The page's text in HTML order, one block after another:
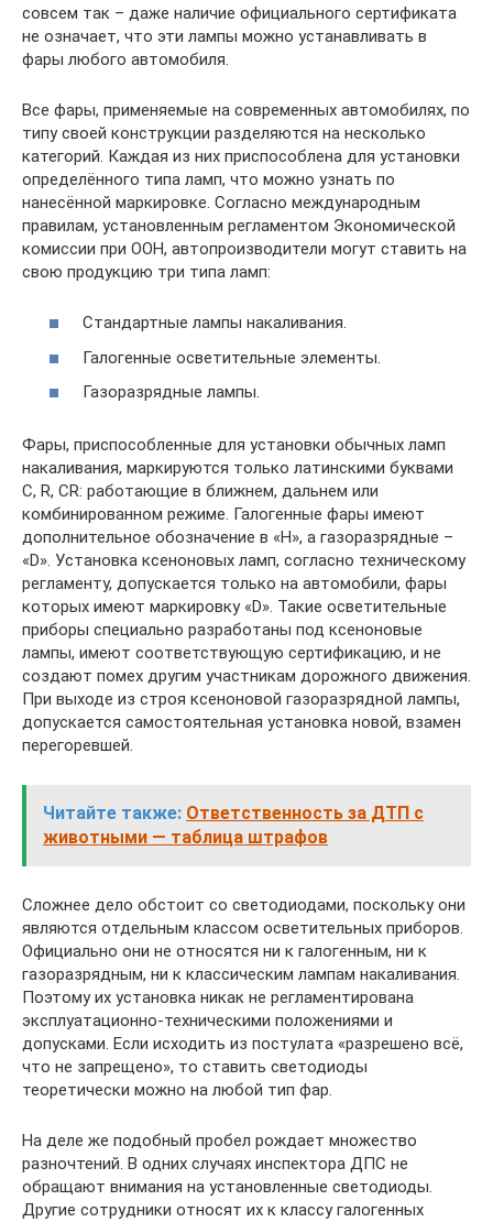
совсем так – даже наличие официального сертификата
не означает, что эти лампы можно устанавливать в
фары любого автомобиля.
Все фары, применяемые на современных автомобилях, по
типу своей конструкции разделяются на несколько
категорий. Каждая из них приспособлена для установки
определённого типа ламп, что можно узнать по
нанесённой маркировке. Согласно международным
правилам, установленным регламентом Экономической
комиссии при ООН, автопроизводители могут ставить на
свою продукцию три типа ламп:
Стандартные лампы накаливания.
Галогенные осветительные элементы.
Газоразрядные лампы.
Фары, приспособленные для установки обычных ламп
накаливания, маркируются только латинскими буквами
С, R, CR: работающие в ближнем, дальнем или
комбинированном режиме. Галогенные фары имеют
дополнительное обозначение в «Н», а газоразрядные –
«D». Установка ксеноновых ламп, согласно техническому
регламенту, допускается только на автомобили, фары
которых имеют маркировку «D». Такие осветительные
приборы специально разработаны под ксеноновые
лампы, имеют соответствующую сертификацию, и не
создают помех другим участникам дорожного движения.
При выходе из строя ксеноновой газоразрядной лампы,
допускается самостоятельная установка новой, взамен
перегоревшей.
Читайте также: Ответственность за ДТП с
животными — таблица штрафов
Сложнее дело обстоит со светодиодами, поскольку они
являются отдельным классом осветительных приборов.
Официально они не относятся ни к галогенным, ни к
газоразрядным, ни к классическим лампам накаливания.
Поэтому их установка никак не регламентирована
эксплуатационно-техническими положениями и
допусками. Если исходить из постулата «разрешено всё,
что не запрещено», то ставить светодиоды
теоретически можно на любой тип фар.
На деле же подобный пробел рождает множество
разночтений. В одних случаях инспектора ДПС не
обращают внимания на установленные светодиоды.
Другие сотрудники относят их к классу галогенных